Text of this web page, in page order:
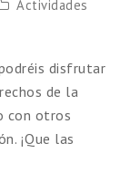
Actividades
disfrutar
de la
con otros
¡Que las